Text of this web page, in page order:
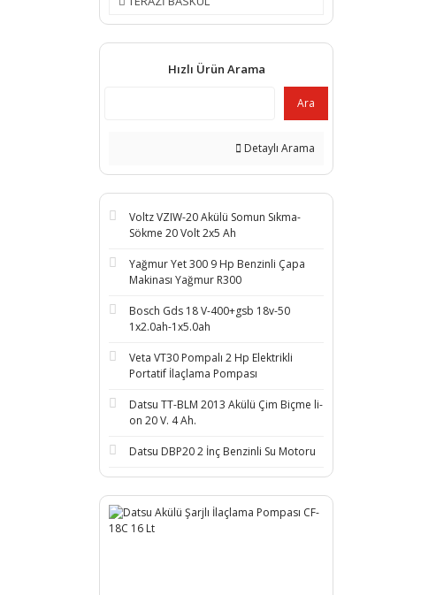
Hızlı Ürün Arama
Ara
Detaylı Arama
Voltz VZIW-20 Akülü Somun Sıkma-
Sökme 20 Volt 2x5 Ah
Yağmur Yet 300 9 Hp Benzinli Çapa
Makinası Yağmur R300
Bosch Gds 18 V-400+gsb 18v-50
1x2.0ah-1x5.0ah
Veta VT30 Pompalı 2 Hp Elektrikli
Portatif İlaçlama Pompası
Datsu TT-BLM 2013 Akülü Çim Biçme li-
on 20 V. 4 Ah.
Datsu DBP20 2 İnç Benzinli Su Motoru